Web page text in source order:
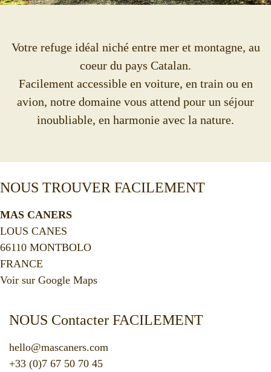
Votre refuge idéal niché entre mer et montagne, au
coeur du pays Catalan.
Facilement accessible en voiture, en train ou en
avion, notre domaine vous attend pour un séjour
inoubliable, en harmonie avec la nature.
NOUS TROUVER FACILEMENT
MAS CANERS
LOUS CANES
66110 MONTBOLO
FRANCE
Voir sur Google Maps
NOUS Contacter FACILEMENT
hello@mascaners.com
+33 (0)7 67 50 70 45